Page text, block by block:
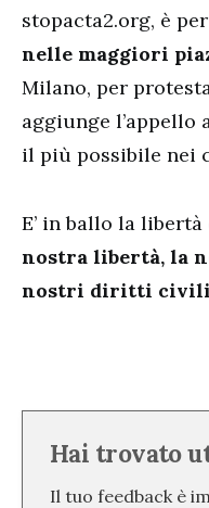
stopacta2.org, è per
nelle maggiori
Milano, per
aggiunge l’appello
il più possibile nei
E’ in ballo la libertà
nostra libertà, la
nostri diritti
Hai trovato
Il tuo feedback è